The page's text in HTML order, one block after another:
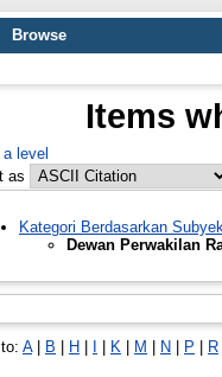
Browse
Items
a level
as
Kategori Berdasarkan Subyek
Dewan Perwakilan
A| B | H | I | K | M | N | P | R